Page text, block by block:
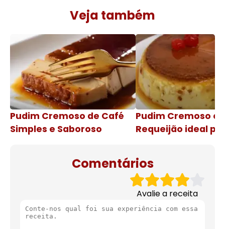
Veja também
Pudim Cremoso de Café
Simples e Saboroso
Pudim Cremoso
Requeijão ideal
Comentários
Avalie a receita